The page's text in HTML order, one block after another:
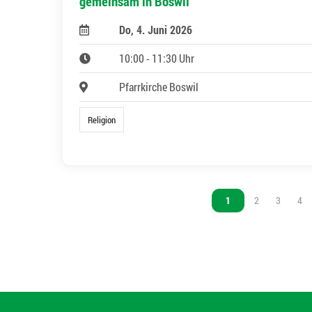
Do, 4. Juni 2026
10:00 - 11:30 Uhr
Pfarrkirche Boswil
Religion
Vous êtes sur la page
1 Vous êtes sur la
2 Vous
3 4